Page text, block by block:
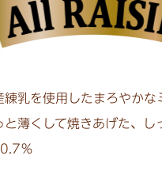
乳を使用したまろやかな
薄くして焼きあげた、し
％